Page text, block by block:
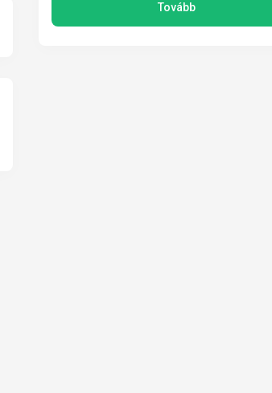
Tovább